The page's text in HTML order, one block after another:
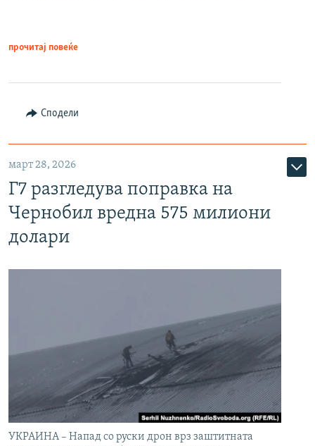
прочитај повеќе
Сподели
март 28, 2026
Г7 разгледува поправка на
Чернобил вредна 575 милиони
долари
УКРАИНА – Напад со руски дрон врз заштитната